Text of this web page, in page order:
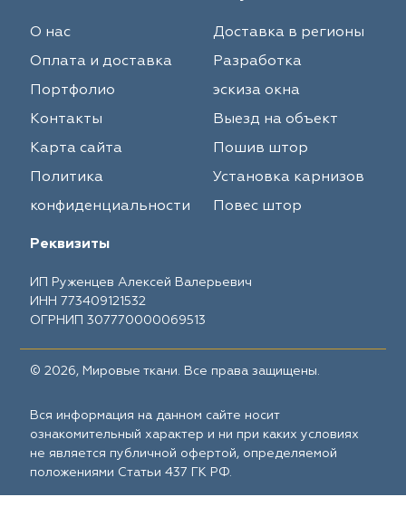
О нас
Оплата и доставка
Портфолио
Контакты
Карта сайта
Политика
конфиденциальности
Доставка в регионы
Разработка
эскиза окна
Выезд на объект
Пошив штор
Установка карнизов
Повес штор
Реквизиты
ИП Руженцев Алексей Валерьевич
ИНН 773409121532
ОГРНИП 307770000069513
© 2026, Мировые ткани. Все права защищены.
Вся информация на данном сайте носит
ознакомительный характер и ни при каких условиях
не является публичной офертой, определяемой
положениями Статьи 437 ГК РФ.